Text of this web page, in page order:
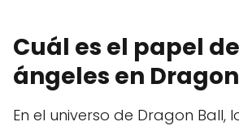
Cuál es el papel
ángeles en
En el universo de Dragon Ball,